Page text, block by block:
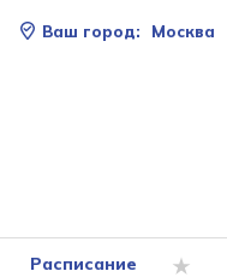
Ваш город: Москва
Расписание